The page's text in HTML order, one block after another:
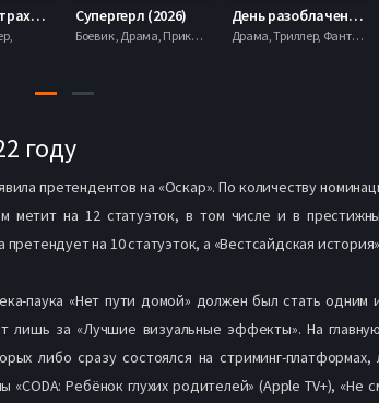
Во власти страха (2026) Супергерл (2026)
Боевик , Драма, Приключения, Фантастика,
День разоблачения (2026)
Драма, Триллер, Фантастика,
году
претендентов на «Оскар». По количеству
метит на 12 статуэток, в том числе и в
на 10 статуэток, а «Вестсайдская
паука «Нет пути домой» должен был стать
лишь за «Лучшие визуальные эффекты». На
либо сразу состоялся на стриминг-
Ребёнок глухих родителей» (Apple TV+), «Не